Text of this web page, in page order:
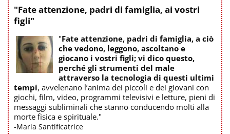
"Fate attenzione, padri di famiglia, ai vostri
figli"
"Fate attenzione, padri di famiglia, a ciò
che vedono, leggono, ascoltano e
giocano i vostri figli; vi dico questo,
perché gli strumenti del male
attraverso la tecnologia di questi ultimi
tempi, avvelenano l’anima dei piccoli e dei giovani con
giochi, film, video, programmi televisivi e letture, pieni di
messaggi subliminali che stanno conducendo molti alla
morte fisica e spirituale."
-Maria Santificatrice